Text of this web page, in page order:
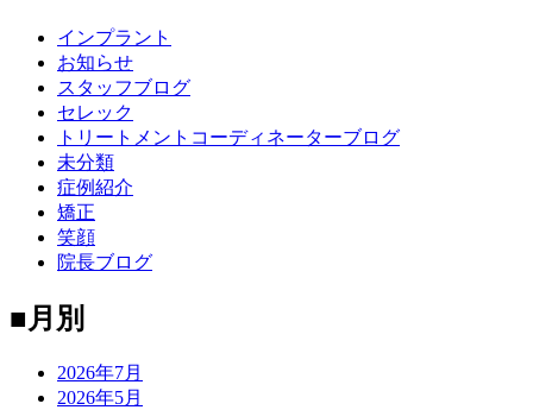
インプラント
お知らせ
スタッフブログ
セレック
トリートメントコーディネーターブログ
未分類
症例紹介
矯正
笑顔
院長ブログ
■月別
2026年7月
2026年5月